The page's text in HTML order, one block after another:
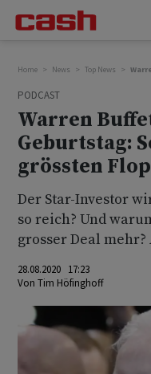
Home News Top News
PODCAST
Warren
Geburtstag:
grössten
Der Star-Investor
so reich? Und
grosser Deal
28.08.2020 17:23
Von Tim Höfinghoff